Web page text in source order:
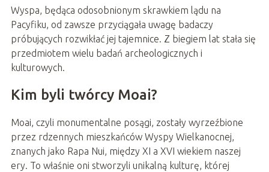
Wyspa, będąca odosobnionym skrawkiem lądu na
Pacyfiku, od zawsze przyciągała uwagę badaczy
próbujących rozwikłać jej tajemnice. Z biegiem lat stała się
przedmiotem wielu badań archeologicznych i
kulturowych.
Kim byli twórcy Moai?
Moai, czyli monumentalne posągi, zostały wyrzeźbione
przez rdzennych mieszkańców Wyspy Wielkanocnej,
znanych jako Rapa Nui, między XI a XVI wiekiem naszej
ery. To właśnie oni stworzyli unikalną kulturę, której